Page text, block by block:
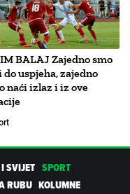
BALAJ Zajedno smo
do uspjeha, zajedno
naći izlaz i iz ove
SVIJET SPORT
RUBU KOLUMNE